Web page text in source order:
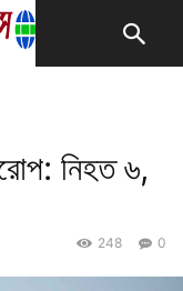
নিহত ৬,
0
248